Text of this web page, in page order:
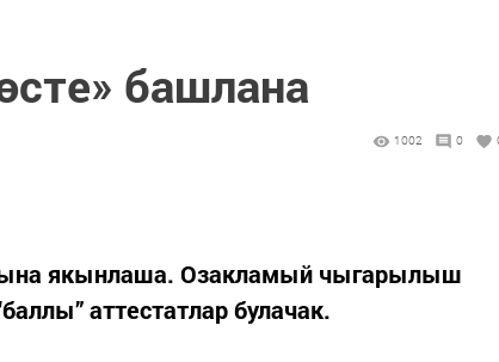
башлана
1002 0
якынлаша. Озакламый чыгарылыш
аттестатлар булачак.